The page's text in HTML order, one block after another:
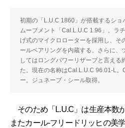
初期の「L.U.C 1860」が搭載するショ
ムーブメント「Cal.L.U.C 1.96」。ラ
げ式のマイクロローターを採用し、そ
ールベアリングを内蔵する。さらに、
してはロングパワーリザーブと言える
た。現在の名称はCal.L.U.C 96.01-L。
ー。ジュネーブ・シール取得。
そのため「L.U.C」は生産本数
またカール-フリードリッヒの美